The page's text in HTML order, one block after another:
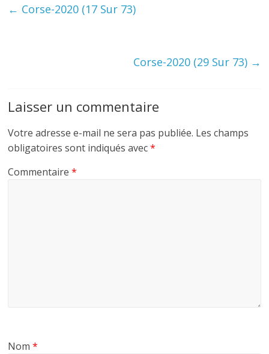
← Corse-2020 (17 Sur 73)
Corse-2020 (29 Sur 73) →
Laisser un commentaire
Votre adresse e-mail ne sera pas publiée. Les champs
obligatoires sont indiqués avec*
Commentaire*
Nom*